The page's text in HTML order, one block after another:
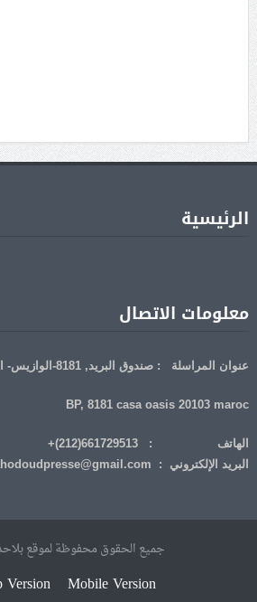
الرئيسية
معلومات الاتصال
عنوان المراسلة : صندوق البريد, 8181-الوازيس- الدار البيضاء 20103 المغرب.
BP, 8181 casa oasis 20103 maroc
الهاتف : 661729513(212)+
البريد الإلكتروني : jmc.bilahodoudpresse@gmail.com
جميع الحقوق محفوظة لموقع بلاحدود
Version Mobile Version